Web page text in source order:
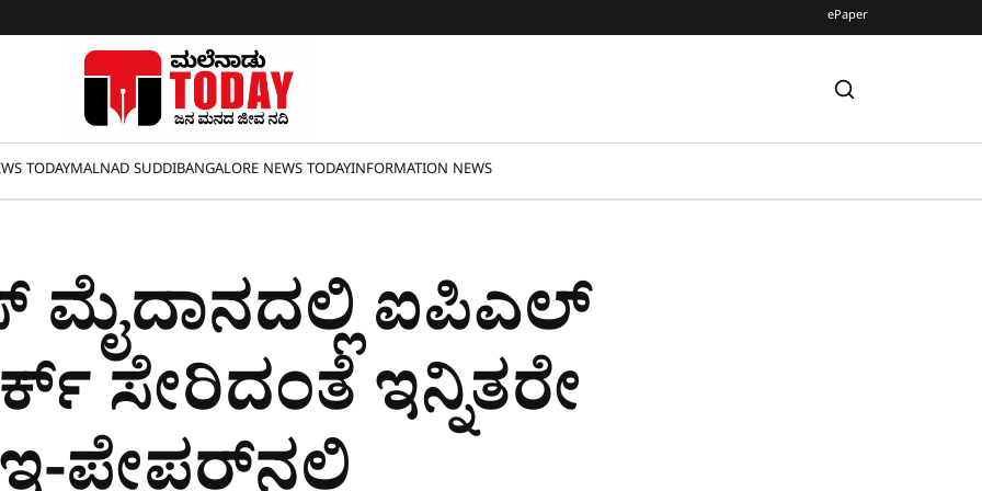
ePaper
TODAYMALNAD SUDDIBANGALORE NEWS TODAYINFORMATION NEWS
ಐಪಿಎಲ್​
ಸೇರಿದಂತೆ ಇನ್ನಿತರೇ